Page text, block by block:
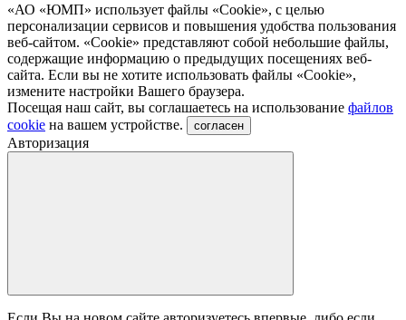
«АО «ЮМП» использует файлы «Сookie», с целью
персонализации сервисов и повышения удобства пользования
веб-сайтом. «Cookie» представляют собой небольшие файлы,
содержащие информацию о предыдущих посещениях веб-
сайта. Если вы не хотите использовать файлы «Сookie»,
измените настройки Вашего браузера.
Посещая наш сайт, вы соглашаетесь на использование файлов
cookie на вашем устройстве. согласен
Авторизация